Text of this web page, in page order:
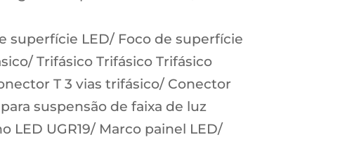
superfície LED/ Foco de superfície
Trifásico Trifásico Trifásico
T 3 vias trifásico/ Conector
suspensão de faixa de luz
LED UGR19/ Marco painel LED/